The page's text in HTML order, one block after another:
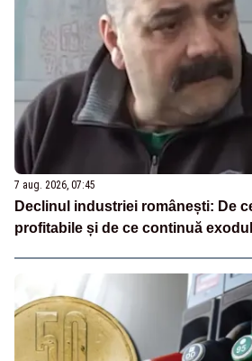
7 aug. 2026, 07:45
Declinul industriei românești: De
profitabile și de ce continuă